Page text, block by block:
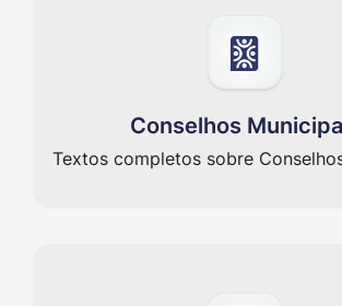
Conselhos
Textos completos sobre